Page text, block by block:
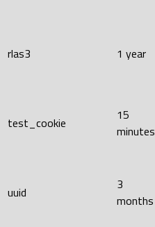
rlas3 1 year
test_cookie
15
minutes
uuid
3
months